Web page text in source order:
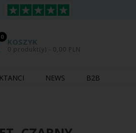
0
KOSZYK
0 produkt(y) - 0,00 PLN
NEWS B2B